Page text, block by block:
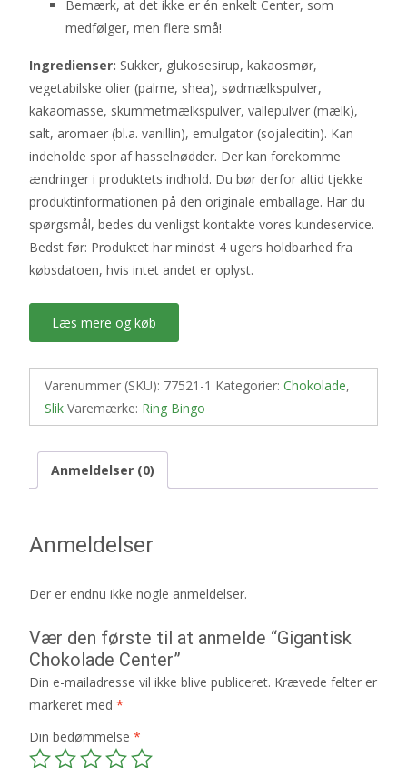
Bemærk, at det ikke er én enkelt Center, som
medfølger, men flere små!
Ingredienser: Sukker, glukosesirup, kakaosmør,
vegetabilske olier (palme, shea), sødmælkspulver,
kakaomasse, skummetmælkspulver, vallepulver (mælk),
salt, aromaer (bl.a. vanillin), emulgator (sojalecitin). Kan
indeholde spor af hasselnødder. Der kan forekomme
ændringer i produktets indhold. Du bør derfor altid tjekke
produktinformationen på den originale emballage. Har du
spørgsmål, bedes du venligst kontakte vores kundeservice.
Bedst før: Produktet har mindst 4 ugers holdbarhed fra
købsdatoen, hvis intet andet er oplyst.
Læs mere og køb
Varenummer (SKU): 77521-1 Kategorier: Chokolade,
Slik Varemærke: Ring Bingo
Anmeldelser (0)
Anmeldelser
Der er endnu ikke nogle anmeldelser.
Vær den første til at anmelde “Gigantisk
Chokolade Center”
Din e-mailadresse vil ikke blive publiceret. Krævede felter er
markeret med *
Din bedømmelse *